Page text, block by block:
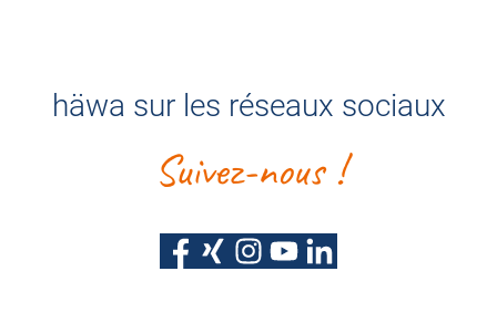
häwa sur les réseaux sociaux
Suivez-nous !